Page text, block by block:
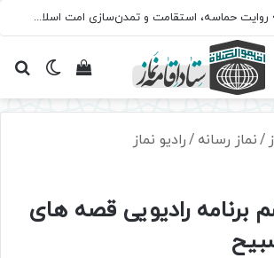
سروده‌ «اربعین»؛ روایت حماسه، استقامت و تمدن‌سازی امت اسلامی
تغییرمشاهده
/نماز رسانه /رادیو نماز
رادیویی قصه های